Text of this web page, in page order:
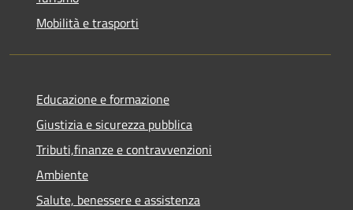
Mobilità e trasporti
Educazione e formazione
Giustizia e sicurezza pubblica
Tributi,finanze e contravvenzioni
Ambiente
Salute, benessere e assistenza